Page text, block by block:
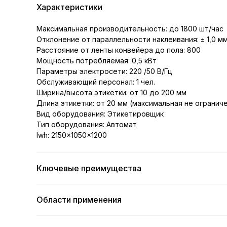
Характеристики
Максимальная производительность: до 1800 шт/час
Отклонение от параллельности наклеивания: ± 1,0 мм
Расстояние от ленты конвейера до пола: 800
Мощность потребляемая: 0,5 кВт
Параметры электросети: 220 /50 В/Гц
Обслуживающий персонал: 1 чел.
Ширина/высота этикетки: от 10 до 200 мм
Длина этикетки: от 20 мм (максимальная не
Вид оборудования: Этикетировщик
Тип оборудования: Автомат
lwh: 2150x1050x1200
Ключевые преимущества
Области применения